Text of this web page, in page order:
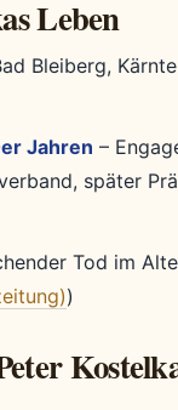
Leben
Bleiberg,
Jahren –
später
Tod im
)